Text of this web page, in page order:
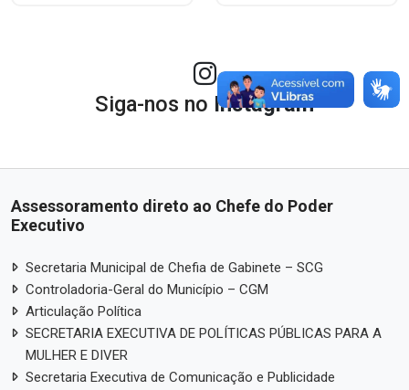
Siga-nos no Instagram
Assessoramento direto ao Chefe do Poder
Executivo
Secretaria Municipal de Chefia de Gabinete – SCG
Controladoria-Geral do Município – CGM
Articulação Política
SECRETARIA EXECUTIVA DE POLÍTICAS PÚBLICAS PARA A
MULHER E DIVER
Secretaria Executiva de Comunicação e Publicidade